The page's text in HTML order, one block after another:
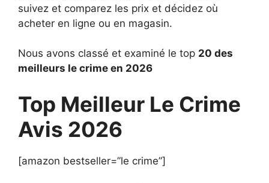
suivez et comparez les prix et décidez où
acheter en ligne ou en magasin.
Nous avons classé et examiné le top 20 des
meilleurs le crime en 2026
Top Meilleur Le Crime
Avis 2026
[amazon bestseller=”le crime”]